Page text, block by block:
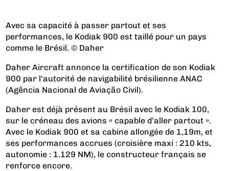
Avec sa capacité à passer partout et ses
performances, le Kodiak 900 est taillé pour un pays
comme le Brésil. © Daher
Daher Aircraft annonce la certification de son Kodiak
900 par l'autorité de navigabilité brésilienne ANAC
(Agência Nacional de Aviação Civil).
Daher est déjà présent au Brésil avec le Kodiak 100,
sur le créneau des avions « capable d’aller partout ».
Avec le Kodiak 900 et sa cabine allongée de 1,19m, et
ses performances accrues (croisière maxi : 210 kts,
autonomie : 1.129 NM), le constructeur français se
renforce encore.